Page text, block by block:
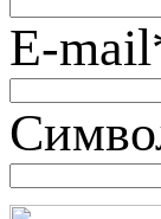
E-mail